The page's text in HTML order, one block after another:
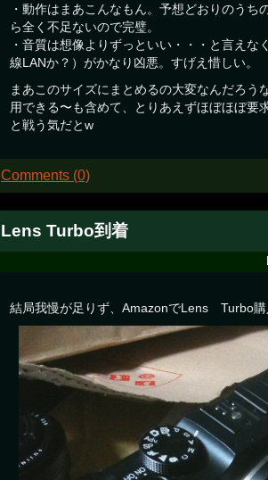
・動作はまあこんなもん。予想どおりのう
ら全く不足ないので完璧。
・音質は想像よりずっといい・・・と言え
線LANか？）がかなり凶悪。すげえ惜しい。
まあこのサイズにまとめるの大変なんだろう
用できる〜も含めて、とりあえずほぼほぼ要
と戦う気だとw
Comments (0)
Lens Turbo到着
結局我慢が足りず、AmazonでLens Turbo